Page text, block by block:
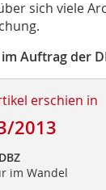
sich viele
Auftrag der
erschien in
2013
im Wandel